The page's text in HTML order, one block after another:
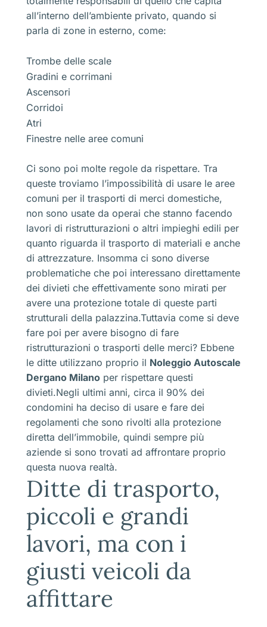
all’interno dell’ambiente privato, quando si
parla di zone in esterno, come:
Trombe delle scale
Gradini e corrimani
Ascensori
Corridoi
Atri
Finestre nelle aree comuni
Ci sono poi molte regole da rispettare. Tra
queste troviamo l’impossibilità di usare le aree
comuni per il trasporti di merci domestiche,
non sono usate da operai che stanno facendo
lavori di ristrutturazioni o altri impieghi edili per
quanto riguarda il trasporto di materiali e anche
di attrezzature. Insomma ci sono diverse
problematiche che poi interessano direttamente
dei divieti che effettivamente sono mirati per
avere una protezione totale di queste parti
strutturali della palazzina.Tuttavia come si deve
fare poi per avere bisogno di fare
ristrutturazioni o trasporti delle merci? Ebbene
le ditte utilizzano proprio il Noleggio Autoscale
Dergano Milano per rispettare questi
divieti.Negli ultimi anni, circa il 90% dei
condomini ha deciso di usare e fare dei
regolamenti che sono rivolti alla protezione
diretta dell’immobile, quindi sempre più
aziende si sono trovati ad affrontare proprio
questa nuova realtà.
Ditte di trasporto,
piccoli e grandi
lavori, ma con i
giusti veicoli da
affittare